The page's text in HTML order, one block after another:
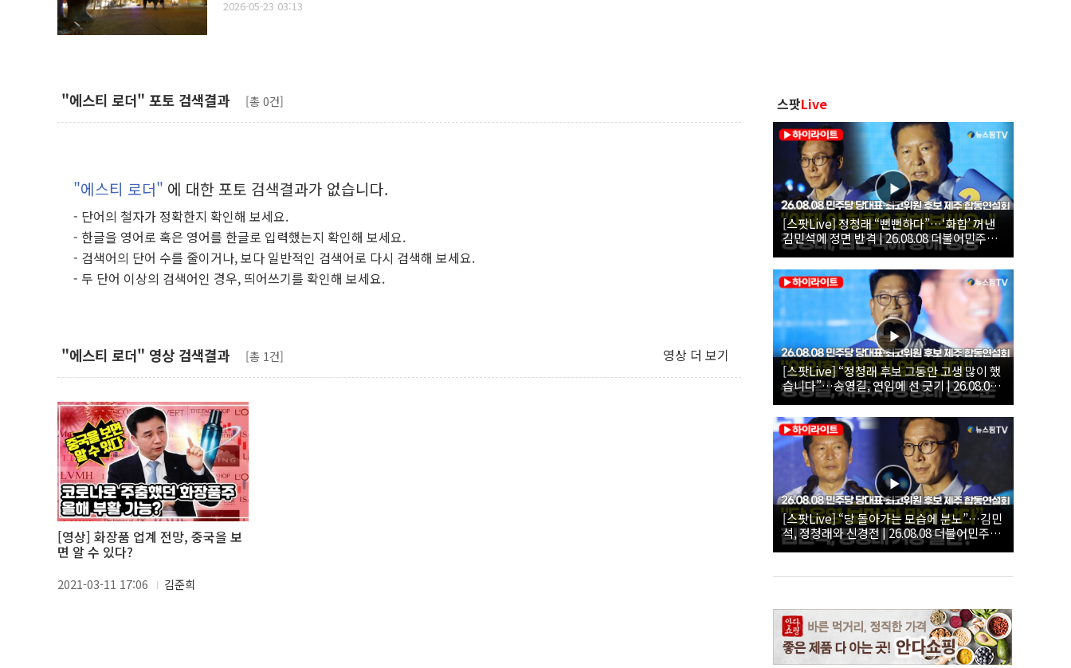
2026-05-23 03:13
"에스티 로더" 포토 검색결과 [총 0건]
"에스티 로더" 에 대한 포토 검색결과가 없습니다.
- 단어의 철자가 정확한지 확인해 보세요.
- 한글을 영어로 혹은 영어를 한글로 입력했는지 확인해 보세요.
- 검색어의 단어 수를 줄이거나, 보다 일반적인 검색어로 다시 검색해 보세요.
- 두 단어 이상의 검색어인 경우, 띄어쓰기를 확인해 보세요.
"에스티 로더" 영상 검색결과 [총 1건] 영상 더 보기
[영상] 화장품 업계 전망, 중국을 보
면 알 수 있다?
2021-03-11 17:06 김준희
스팟Live
[스팟Live] 정청래 “뻔뻔하다”…‘화합’ 꺼낸
김민석에 정면 반격 | 26.08.08 더불어민주당
당대표·최고위원 후보 제주 합동연설회
[스팟Live] “정청래 후보 그동안 고생 많이 했
습니다”…송영길, 연임에 선 긋기 | 26.08.08
더불어민주당 당대표·최고위원 후보 제주 합
동연설회
[스팟Live] “당 돌아가는 모습에 분노”…김민
석, 정청래와 신경전 | 26.08.08 더불어민주당
당대표·최고위원 후보 제주 합동연설회